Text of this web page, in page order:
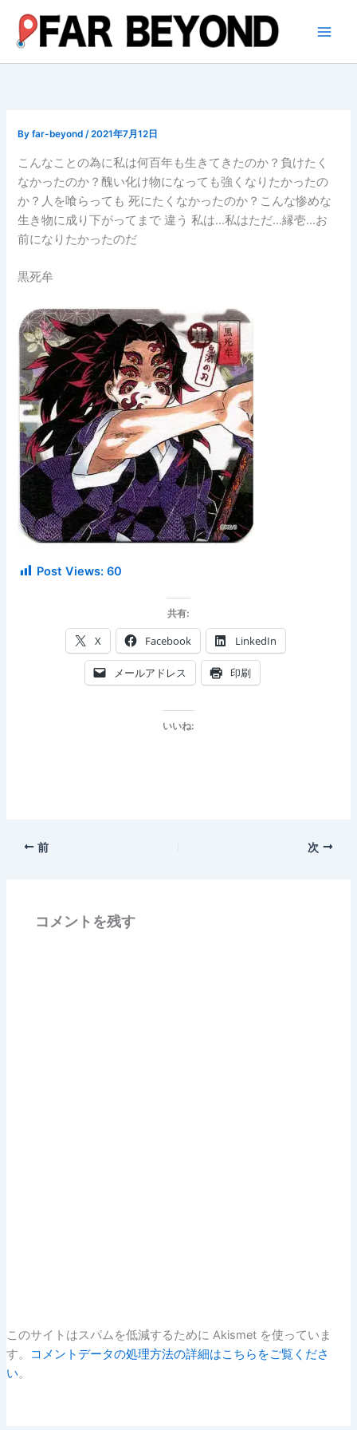
ス
Byfar-beyond/2021年7月12日
こんなことの為に私は何百年も生きてきたのか？負けたく
なかったのか？醜い化け物になっても強くなりたかったの
か？人を喰らっても 死にたくなかったのか？こんな惨めな
生き物に成り下がってまで 違う 私は…私はただ…縁壱…お
前になりたかったのだ
黒死牟
Post Views: 60
共有:
X Facebook LinkedIn
メールアドレス 印刷
いいね:
前 次
コメントを残す
このサイトはスパムを低減するために Akismet を使っていま
す。
コメントデータの処理方法の詳細はこちらをご覧くださ
い。